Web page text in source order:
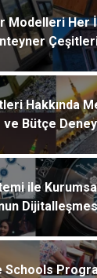
Modelleri Her
Hakkında
Bütçe
ile
Schools